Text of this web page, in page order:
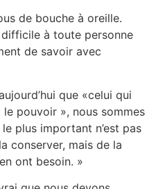
de bouche à oreille.
à toute personne
de savoir avec
que «celui qui
pouvoir », nous sommes
plus important n’est pas
conserver, mais de la
ont besoin. »